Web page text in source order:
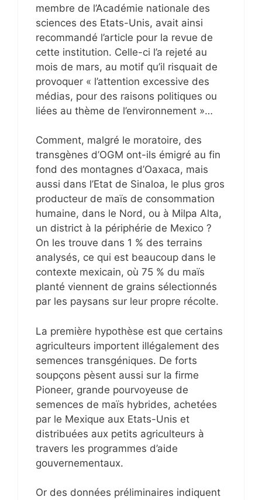
membre de l’Académie nationale des
sciences des Etats-Unis, avait ainsi
recommandé l’article pour la revue de
cette institution. Celle-ci l’a rejeté au
mois de mars, au motif qu’il risquait de
provoquer « l’attention excessive des
médias, pour des raisons politiques ou
liées au thème de l’environnement »…
Comment, malgré le moratoire, des
transgènes d’OGM ont-ils émigré au fin
fond des montagnes d’Oaxaca, mais
aussi dans l’Etat de Sinaloa, le plus gros
producteur de maïs de consommation
humaine, dans le Nord, ou à Milpa Alta,
un district à la périphérie de Mexico ?
On les trouve dans 1 % des terrains
analysés, ce qui est beaucoup dans le
contexte mexicain, où 75 % du maïs
planté viennent de grains sélectionnés
par les paysans sur leur propre récolte.
La première hypothèse est que certains
agriculteurs importent illégalement des
semences transgéniques. De forts
soupçons pèsent aussi sur la firme
Pioneer, grande pourvoyeuse de
semences de maïs hybrides, achetées
par le Mexique aux Etats-Unis et
distribuées aux petits agriculteurs à
travers les programmes d’aide
gouvernementaux.
Or des données préliminaires indiquent